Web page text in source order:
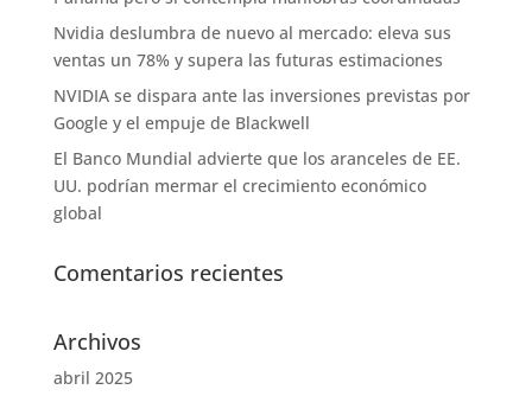
Nvidia deslumbra de nuevo al mercado: eleva sus
ventas un 78% y supera las futuras estimaciones
NVIDIA se dispara ante las inversiones previstas por
Google y el empuje de Blackwell
El Banco Mundial advierte que los aranceles de EE.
UU. podrían mermar el crecimiento económico
global
Comentarios recientes
Archivos
abril 2025